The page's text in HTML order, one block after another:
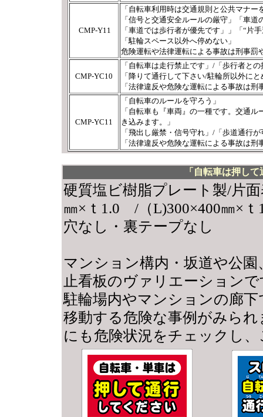
CMP-Y11
「自転車利用時は交通規則と公共マナー
「信号と交通安全ルールの厳守」「車
「車道では歩行者が優先です」」「“片
「駐輪スペース以外へ停めない」
危険運転や法律運転による事故は刑事罰
CMP-YC10
「自転車は走行禁止です」/「歩行者と
「降りて通行して下さい/駐輪所以外に
「法律違反や危険な運転による事故は
CMP-YC11
「自転車のルールを守ろう」
「自転車も『車両』の一種です。交通
き込みます。」
「飛出し厳禁・信号守れ」/「歩道通行
「法律違反や危険な運転による事故は
「自転車は押し
硬質塩ビ樹脂プレート製/
㎜×ｔ1.0 /（L)300×400㎜×ｔ
穴なし・裏テープなし
マンション構内・坂道や公
止看板のヴァリエーションで
駐輪場内やマンションの廊
移動する危険な事例がみら
にも危険状況をチェックし